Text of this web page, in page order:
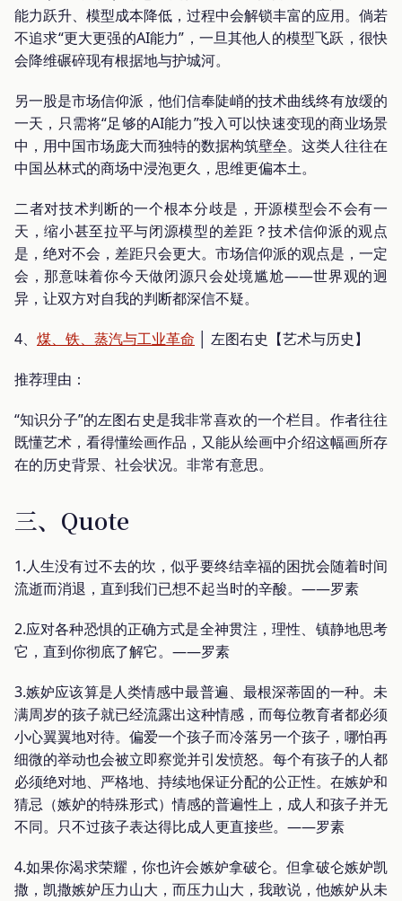
能力跃升、模型成本降低，过程中会解锁丰富的应用。倘若
不追求“更大更强的AI能力”，一旦其他人的模型飞跃，很快
会降维碾碎现有根据地与护城河。
另一股是市场信仰派，他们信奉陡峭的技术曲线终有放缓的
一天，只需将“足够的AI能力”投入可以快速变现的商业场景
中，用中国市场庞大而独特的数据构筑壁垒。这类人往往在
中国丛林式的商场中浸泡更久，思维更偏本土。
二者对技术判断的一个根本分歧是，开源模型会不会有一
天，缩小甚至拉平与闭源模型的差距？技术信仰派的观点
是，绝对不会，差距只会更大。市场信仰派的观点是，一定
会，那意味着你今天做闭源只会处境尴尬——世界观的迥
异，让双方对自我的判断都深信不疑。
4、 煤、铁、蒸汽与工业革命 │ 左图右史【艺术与历史】
推荐理由：
“知识分子”的左图右史是我非常喜欢的一个栏目。作者往往
既懂艺术，看得懂绘画作品，又能从绘画中介绍这幅画所存
在的历史背景、社会状况。非常有意思。
三、Quote
1.人生没有过不去的坎，似乎要终结幸福的困扰会随着时间
流逝而消退，直到我们已想不起当时的辛酸。——罗素
2.应对各种恐惧的正确方式是全神贯注，理性、镇静地思考
它，直到你彻底了解它。——罗素
3.嫉妒应该算是人类情感中最普遍、最根深蒂固的一种。未
满周岁的孩子就已经流露出这种情感，而每位教育者都必须
小心翼翼地对待。偏爱一个孩子而冷落另一个孩子，哪怕再
细微的举动也会被立即察觉并引发愤怒。每个有孩子的人都
必须绝对地、严格地、持续地保证分配的公正性。在嫉妒和
猜忌（嫉妒的特殊形式）情感的普遍性上，成人和孩子并无
不同。只不过孩子表达得比成人更直接些。——罗素
4.如果你渴求荣耀，你也许会嫉妒拿破仑。但拿破仑嫉妒凯
撒，凯撒嫉妒压力山大，而压力山大，我敢说，他嫉妒从未